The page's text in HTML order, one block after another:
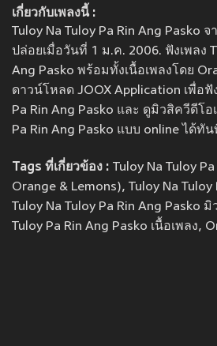
เกี่ยวกับเพลงนี้ :
Tuloy Na Tuloy Pa Rin Ang Pasko
ปล่อยเมื่อวันที่ 1 ม.ค. 2006. ฟังเพลง
Ang Pasko พร้อมทั้งเนื้อเพลงโดย
ดาวน์โหลด JOOX Application เพื่อฟั
Pa Rin Ang Pasko และ ดูมิวสิควีดีโอ
Pa Rin Ang Pasko แบบ online ได้ทั
Tags ที่เกี่ยวข้อง : Tuloy Na Tuloy
Orange & Lemons), Tuloy Na Tuloy
Tuloy Na Tuloy Pa Rin Ang Pasko
Tuloy Pa Rin Ang Pasko เนื้อเพลง,